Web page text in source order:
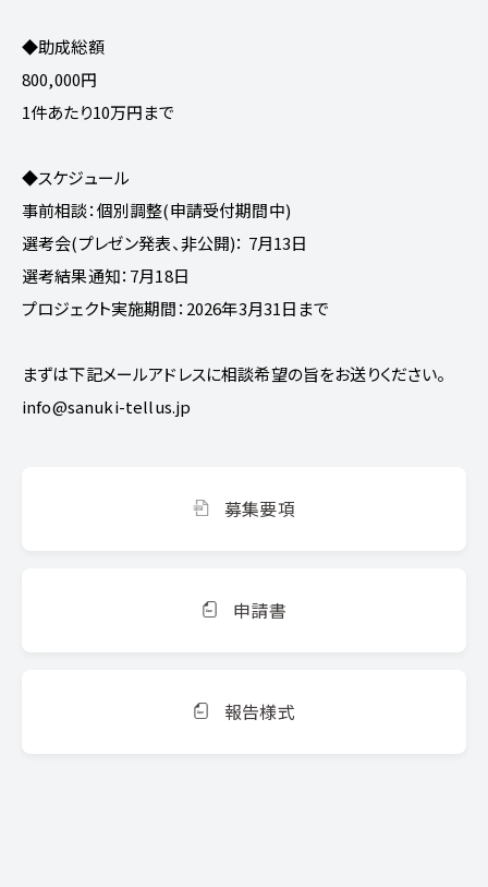
◆助成総額
800,000円
1件あたり10万円まで
◆スケジュール
事前相談：個別調整(申請受付期間中)
選考会(プレゼン発表、非公開)： 7月13日
選考結果通知：7月18日
プロジェクト実施期間：2026年3月31日まで
まずは下記メールアドレスに相談希望の旨をお送りください。
info@sanuki-tellus.jp
募集要項
申請書
報告様式